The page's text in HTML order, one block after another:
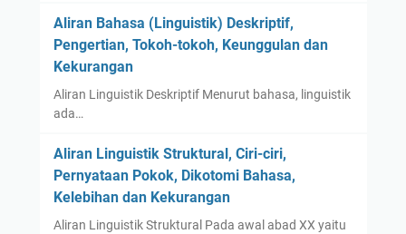
Aliran Bahasa (Linguistik) Deskriptif,
Pengertian, Tokoh-tokoh, Keunggulan dan
Kekurangan
Aliran Linguistik Deskriptif Menurut bahasa, linguistik
ada…
Aliran Linguistik Struktural, Ciri-ciri,
Pernyataan Pokok, Dikotomi Bahasa,
Kelebihan dan Kekurangan
Aliran Linguistik Struktural Pada awal abad XX yaitu